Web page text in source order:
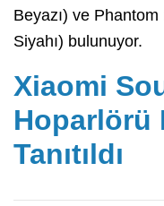
Beyazı) ve
Siyahı) bulunuyor.
Xiaomi
Hoparlörü
Tanıtıldı